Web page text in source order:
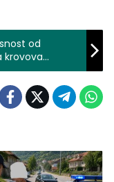
od
krovova